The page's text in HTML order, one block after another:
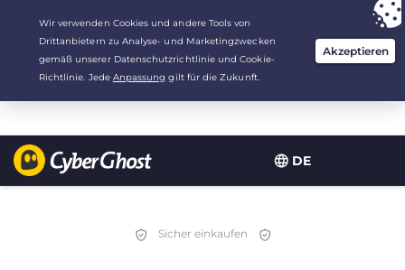
DE
Deine Wahl:Der beste Deal für 2.1666666666667 Jahre zu $
/Monat
Sicher einkaufen